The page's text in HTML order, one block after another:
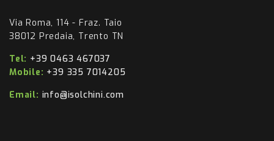
Via Roma, 114 - Fraz. Taio
38012 Predaia, Trento TN
Tel: +39 0463 467037
Mobile: +39 335 7014205
Email: info@isolchini.com